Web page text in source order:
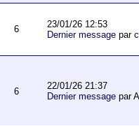
6
23/01/26 12:53
Dernier messagepar
6
22/01/26 21:37
Dernier messagepar